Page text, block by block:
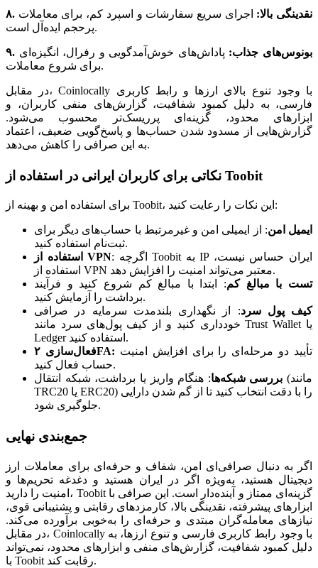
۸. نقدینگی بالا: اجرای سریع سفارشات و اسپرد کم، برای معاملات
پرحجم ایده‌آل است.
۹. بونوس‌های جذاب: پاداش‌های خوش‌آمدگویی و رفرال، انگیزه‌ای
برای شروع معاملات.
در مقابل، Coinlocally با وجود تنوع بالای ارزها و رابط کاربری
فارسی، به دلیل کمبود شفافیت، گزارش‌های منفی کاربران، و
ابزارهای محدود، گزینه‌ای پرریسک‌تر محسوب می‌شود.
گزارش‌هایی از مسدود شدن حساب‌ها و پاسخ‌گویی ضعیف، اعتماد
به این صرافی را کاهش می‌دهد.
نکاتی برای کاربران ایرانی در استفاده از Toobit
برای استفاده امن و بهینه از Toobit، این نکات را رعایت کنید:
ایمیل امن: از ایمیلی امن و غیرمرتبط با حساب‌های دیگر برای
ثبت‌نام استفاده کنید.
استفاده از VPN:
استفاده از VPN معتبر می‌تواند امنیت را افزایش دهد.
تست با مبالغ کم: ابتدا با مبالغ کم شروع کنید و فرآیند
برداشت را آزمایش کنید.
کیف پول سرد: از نگهداری بلندمدت سرمایه در صرافی
خودداری کنید و از کیف پول‌های سرد مانند Trust Wallet یا
Ledger استفاده کنید.
فعال‌سازی ۲FA: تأیید دو مرحله‌ای را برای افزایش امنیت
حساب فعال کنید.
بررسی شبکه‌ها: هنگام واریز یا برداشت، شبکه انتقال (مانند
TRC20 یا ERC20) را با دقت انتخاب کنید تا از گم شدن دارایی
جلوگیری شود.
جمع‌بندی نهایی
اگر به دنبال صرافی‌ای امن، شفاف و حرفه‌ای برای معاملات ارز
دیجیتال هستید، به‌ویژه اگر در ایران هستید و دغدغه تحریم‌ها و
امنیت را دارید، Toobit گزینه‌ای ممتاز و آینده‌دار است. این صرافی با
ابزارهای پیشرفته، نقدینگی بالا، کارمزدهای رقابتی و پشتیبانی قوی،
نیازهای معامله‌گران مبتدی و حرفه‌ای را به‌خوبی برآورده می‌کند.
در مقابل، Coinlocally با وجود رابط کاربری فارسی و تنوع ارزها، به
دلیل کمبود شفافیت، گزارش‌های منفی و ابزارهای محدود، نمی‌تواند
با Toobit رقابت کند.